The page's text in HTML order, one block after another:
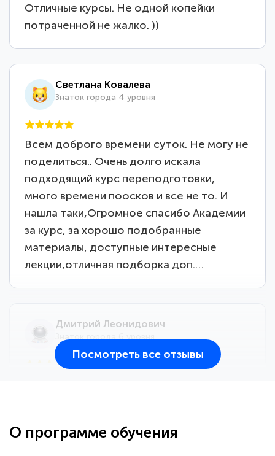
Отличные курсы. Не одной копейки
потраченной не жалко. ))
Светлана Ковалева
Знаток города 4 уровня
Всем доброго времени суток. Не могу не
поделиться.. Очень долго искала
подходящий курс переподготовки,
много времени поосков и все не то. И
нашла таки,Огромное спасибо Академии
за курс, за хорошо подобранные
материалы, доступные интересные
лекции,отличная подборка доп.…
Дмитрий Леонидович
большое количество методических
Посмотреть все отзывы
О программе обучения